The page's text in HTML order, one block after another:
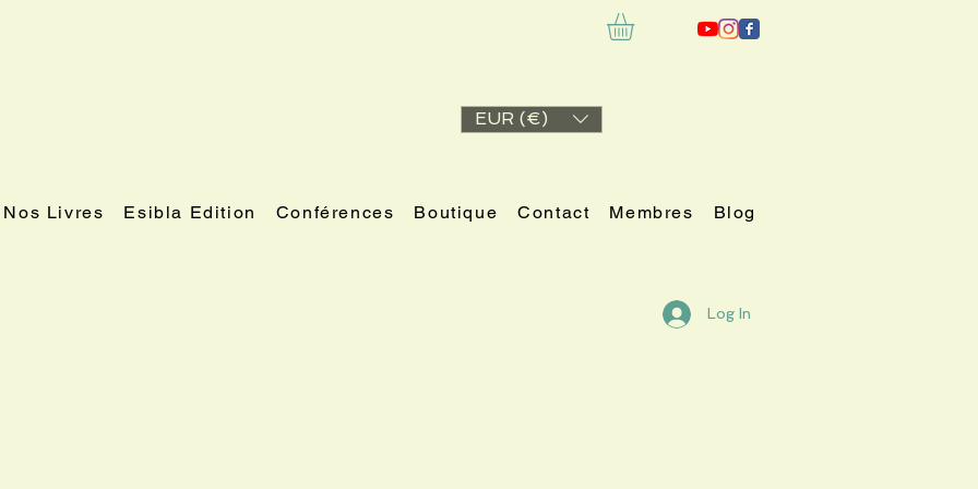
EUR (€)
Nos Livres Esibla Edition Conférences Boutique Contact Membres Blog
Log In